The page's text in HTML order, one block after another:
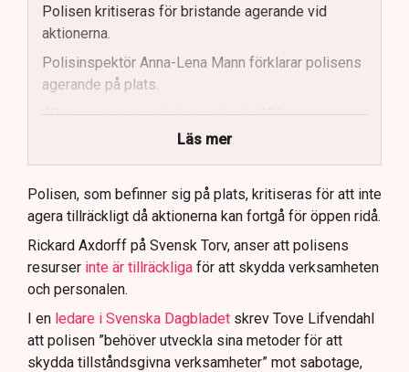
Polisen kritiseras för bristande agerande vid
aktionerna.
Polisinspektör Anna-Lena Mann förklarar polisens
agerande på plats.
40 personer misstänks med cirka 120
brottsmisstankar kopplade.
Polisen använder drönare och uniformerad polis
för att dokumentera bevis.
Samtidigt är polisarbetet komplext när det gäller
att navigera juridiska rättigheter och gränser.
Läs mer
Polisen, som befinner sig på plats, kritiseras för att inte
agera tillräckligt då aktionerna kan fortgå för öppen ridå.
Rickard Axdorff på Svensk Torv, anser att polisens
resurser inte är tillräckliga för att skydda verksamheten
och personalen.
I en ledare i Svenska Dagbladet skrev Tove Lifvendahl
att polisen ”behöver utveckla sina metoder för att
skydda tillståndsgivna verksamheter” mot sabotage,